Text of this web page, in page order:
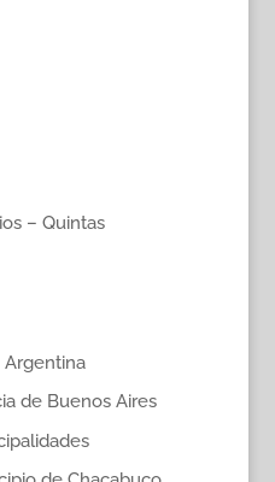
– Quintas
de Buenos Aires